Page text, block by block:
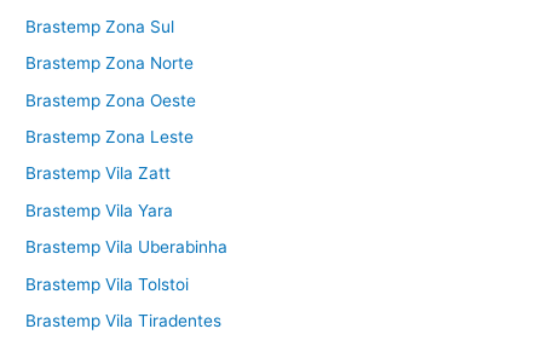
Brastemp Zona Sul
Brastemp Zona Norte
Brastemp Zona Oeste
Brastemp Zona Leste
Brastemp Vila Zatt
Brastemp Vila Yara
Brastemp Vila Uberabinha
Brastemp Vila Tolstoi
Brastemp Vila Tiradentes